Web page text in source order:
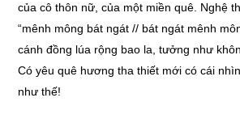
của cô thôn nữ, của một miền quê. Nghệ
“mênh mông bát ngát // bát ngát mênh
cánh đồng lúa rộng bao la, tưởng như
Có yêu quê hương tha thiết mới có cái
như thế!